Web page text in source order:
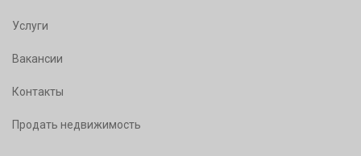
Услуги
Вакансии
Контакты
Продать недвижимость